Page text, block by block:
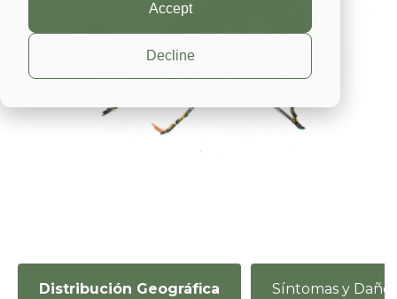
Accept
Decline
Distribución Geográfica Síntomas y